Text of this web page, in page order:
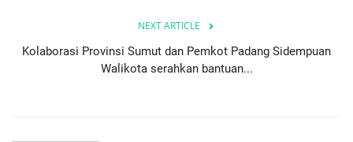
NEXT ARTICLE
Kolaborasi Provinsi Sumut dan Pemkot Padang Sidempuan
Walikota serahkan bantuan...